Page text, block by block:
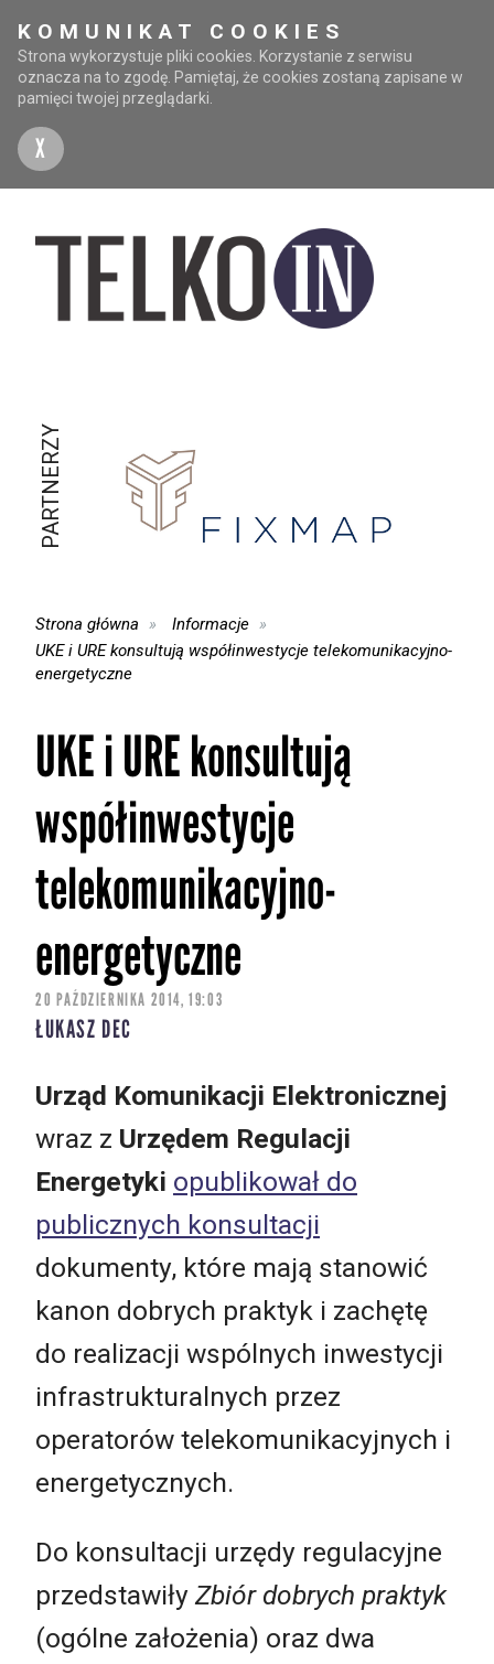
KOMUNIKAT COOKIES
Strona wykorzystuje pliki cookies. Korzystanie z serwisu
oznacza na to zgodę. Pamiętaj, że cookies zostaną zapisane w
pamięci twojej przeglądarki.
X
PARTNERZY
Strona główna
Informacje
UKE i URE konsultują współinwestycje telekomunikacyjno-
energetyczne
UKE i URE konsultują
współinwestycje
telekomunikacyjno-
energetyczne
20 PAŹDZIERNIKA 2014, 19:03
ŁUKASZ DEC
Urząd Komunikacji Elektronicznej
wraz z Urzędem Regulacji
Energetyki opublikował do
publicznych konsultacji
dokumenty, które mają stanowić
kanon dobrych praktyk i zachętę
do realizacji wspólnych inwestycji
infrastrukturalnych przez
operatorów telekomunikacyjnych i
energetycznych.
Do konsultacji urzędy regulacyjne
przedstawiłyZbiór dobrych praktyk
(ogólne założenia) oraz dwa